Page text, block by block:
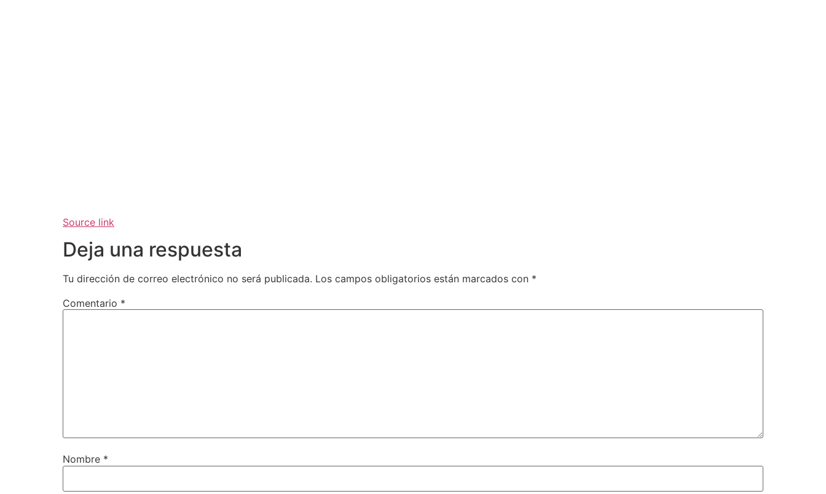
Source link
Deja una respuesta
Tu dirección de correo electrónico no será publicada. Los campos obligatorios están marcados con *
Comentario *
Nombre *